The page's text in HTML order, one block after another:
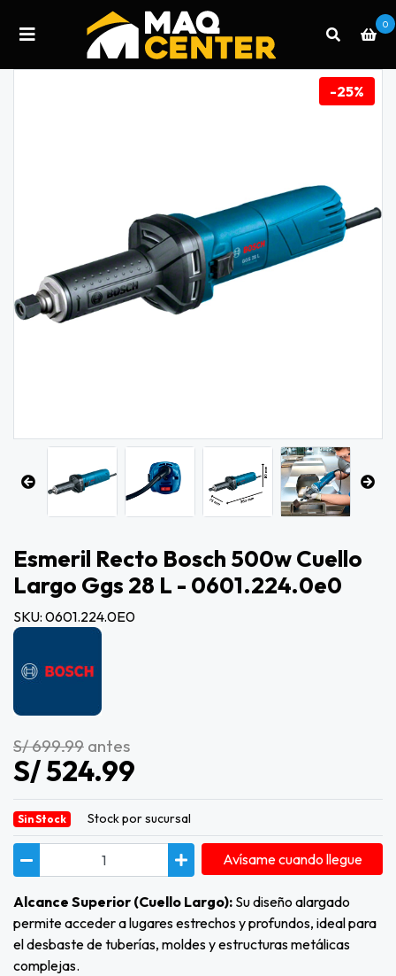
0
-25%
Esmeril Recto Bosch 500w Cuello
Largo Ggs 28 L - 0601.224.0e0
SKU: 0601.224.0E0
S/ 699.99 antes
S/ 524.99
Sin Stock Stock por sucursal
Avísame cuando llegue
Alcance Superior (Cuello Largo): Su diseño alargado
permite acceder a lugares estrechos y profundos, ideal para
el desbaste de tuberías, moldes y estructuras metálicas
complejas.